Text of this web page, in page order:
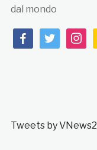
dal mondo
facebooktwitter
Tweets by